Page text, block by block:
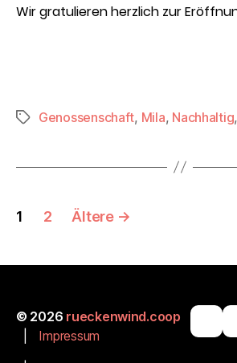
Wir gratulieren herzlich zur
Schlagwörter
Genossenschaft, Mila, Nachhaltig,
Seitennummerierung
der
1 2 Ältere →
© 2026 rueckenwind.coop
Impressum